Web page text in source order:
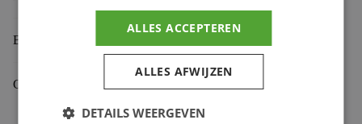
Beoordelingen (0)
Gekoppelde Motoren
ALLES ACCEPTEREN
ALLES AFWIJZEN
DETAILS WEERGEVEN